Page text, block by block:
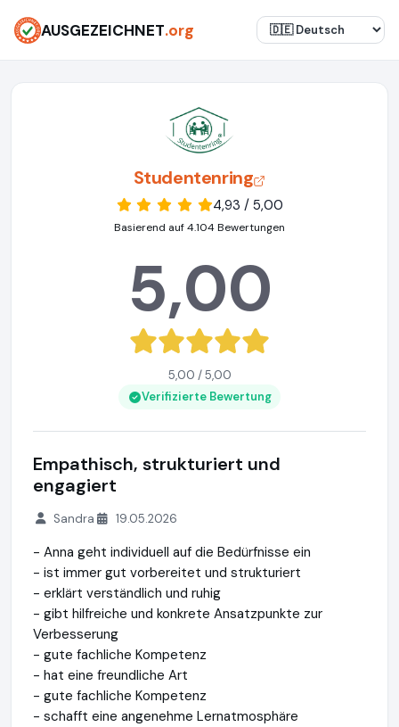
AUSGEZEICHNET.org
Studentenring
4,93 / 5,00
Basierend auf 4.104 Bewertungen
5,00
5,00 / 5,00
Verifizierte Bewertung
Empathisch, strukturiert und
engagiert
Sandra 19.05.2026
- Anna geht individuell auf die Bedürfnisse ein
- ist immer gut vorbereitet und strukturiert
- erklärt verständlich und ruhig
- gibt hilfreiche und konkrete Ansatzpunkte zur
Verbesserung
- gute fachliche Kompetenz
- hat eine freundliche Art
- gute fachliche Kompetenz
- schafft eine angenehme Lernatmosphäre